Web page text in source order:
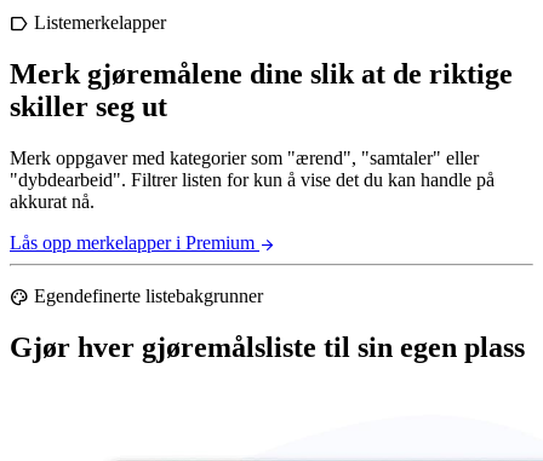
label Listemerkelapper
Merk gjøremålene dine slik at de riktige
skiller seg ut
Merk oppgaver med kategorier som "ærend", "samtaler" eller
"dybdearbeid". Filtrer listen for kun å vise det du kan handle på
akkurat nå.
Lås opp merkelapper i Premium arrow_forward
palette Egendefinerte listebakgrunner
Gjør hver gjøremålsliste til sin egen plass